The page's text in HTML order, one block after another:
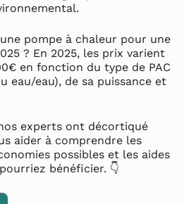
pompe à chaleur pour une
? En 2025, les prix varient
en fonction du type de PAC
eau/eau), de sa puissance et
experts ont décortiqué
aider à comprendre les
possibles et les aides
bénéficier. 👇